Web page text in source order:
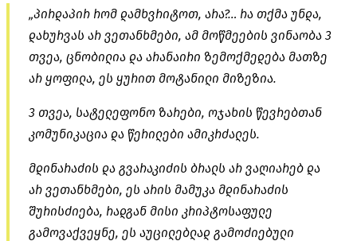
„პირდაპირ რომ დამხვრიტოთ, არა?… რა თქმა უნდა,
დახურვას არ ვეთანხმები, ამ მოწმეების ვინაობა 3
თვეა, ცნობილია და არანაირი ზემოქმედება მათზე
არ ყოფილა, ეს ყურით მოტანილი მიზეზია.
3 თვეა, სატელეფონო ზარები, ოჯახის წევრებთან
კომუნიკაცია და წერილები ამიკრძალეს.
მდინარაძის და გვარაკიძის ბრალს არ ვაღიარებ და
არ ვეთანხმები, ეს არის მამუკა მდინარაძის
შურისძიება, რადგან მისი კრიპტოსაფულე
გამოვაქვეყნე, ეს აუცილებლად გამოძიებული